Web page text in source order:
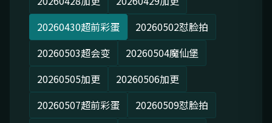
20260430超前彩蛋
20260502怼脸拍
20260503超会变
20260504魔仙堡
20260505加更
20260506加更
20260507超前彩蛋
20260509怼脸拍